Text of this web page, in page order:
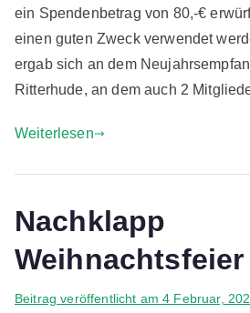
i
a
e
r
ein Spendenbetrag von 80,-€
einen guten Zweck verwendet
ergab sich an dem
Ritterhude, an dem auch 2
Weiterlesen
Nachklapp
Weihnachtsfeier
V
Beitrag veröffentlicht am4 Februar,